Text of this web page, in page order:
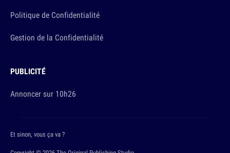
Politique de Confidentialité
Gestion de la Confidentialité
PUBLICITÉ
Annoncer sur 10h26
Et sinon, vous ça va ?